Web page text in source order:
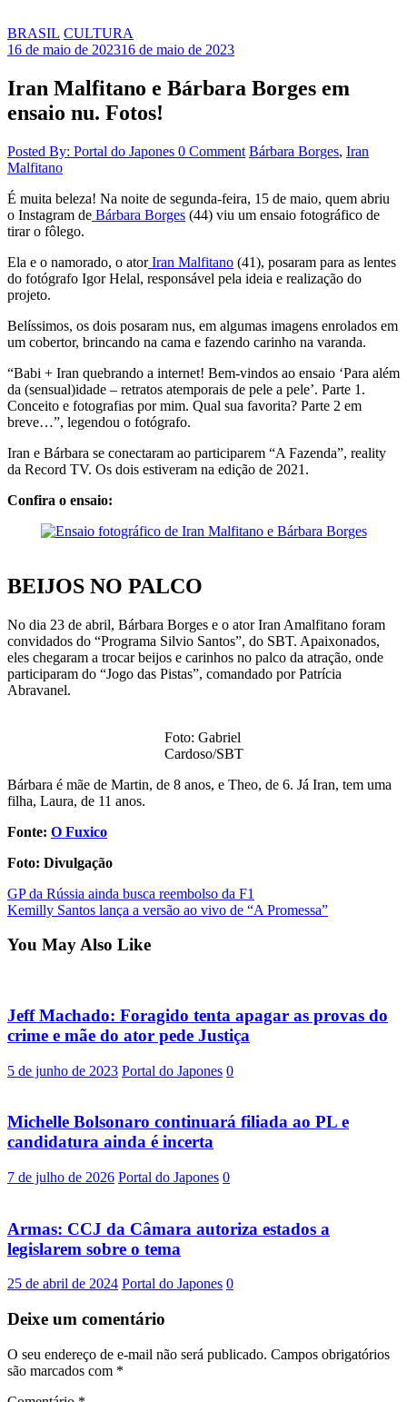
BRASIL CULTURA
16 de maio de 202316 de maio de 2023
Iran Malfitano e Bárbara Borges em
ensaio nu. Fotos!
Posted By: Portal do Japones 0 Comment Bárbara Borges, Iran
Malfitano
É muita beleza! Na noite de segunda-feira, 15 de maio, quem abriu
o Instagram de Bárbara Borges (44) viu um ensaio fotográfico de
tirar o fôlego.
Ela e o namorado, o atorIran Malfitano (41), posaram para as lentes
do fotógrafo Igor Helal, responsável pela ideia e realização do
projeto.
Belíssimos, os dois posaram nus, em algumas imagens enrolados em
um cobertor, brincando na cama e fazendo carinho na varanda.
“Babi + Iran quebrando a internet! Bem-vindos ao ensaio ‘Para além
da (sensual)idade – retratos atemporais de pele a pele’. Parte 1.
Conceito e fotografias por mim. Qual sua favorita? Parte 2 em
breve…”, legendou o fotógrafo.
Iran e Bárbara se conectaram ao participarem “A Fazenda”, reality
da Record TV. Os dois estiveram na edição de 2021.
Confira o ensaio:
BEIJOS NO PALCO
No dia 23 de abril, Bárbara Borges e o ator Iran Amalfitano foram
convidados do “Programa Silvio Santos”, do SBT. Apaixonados,
eles chegaram a trocar beijos e carinhos no palco da atração, onde
participaram do “Jogo das Pistas”, comandado por Patrícia
Abravanel.
Foto: Gabriel
Cardoso/SBT
Bárbara é mãe de Martin, de 8 anos, e Theo, de 6. Já Iran, tem uma
filha, Laura, de 11 anos.
Fonte: O Fuxico
Foto: Divulgação
Post
navigation
GP da Rússia ainda busca reembolso da F1
Kemilly Santos lança a versão ao vivo de “A Promessa”
You May Also Like
Jeff Machado: Foragido tenta apagar as provas do
crime e mãe do ator pede Justiça
5 de junho de 2023 Portal do Japones 0
Michelle Bolsonaro continuará filiada ao PL e
candidatura ainda é incerta
7 de julho de 2026 Portal do Japones 0
Armas: CCJ da Câmara autoriza estados a
legislarem sobre o tema
25 de abril de 2024 Portal do Japones 0
Deixe um comentário
O seu endereço de e-mail não será publicado. Campos obrigatórios
são marcados com *